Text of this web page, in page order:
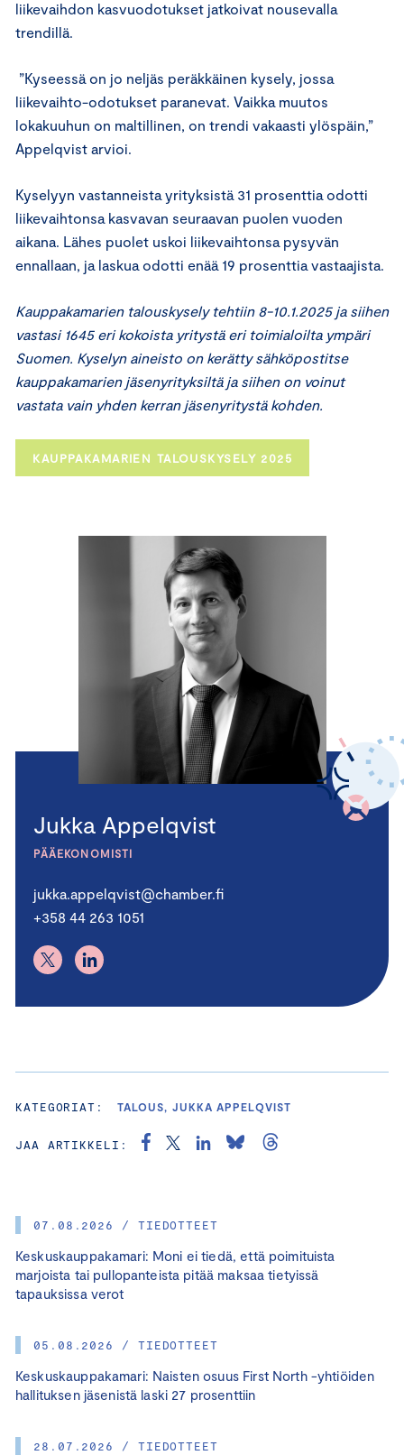
07.08.2026 / TIEDOTTEET
Keskuskauppakamari: Moni ei tiedä, että poimituista
marjoista tai pullopanteista pitää maksaa tietyissä
tapauksissa verot
05.08.2026 / TIEDOTTEET
Keskuskauppakamari: Naisten osuus First North -yhtiöiden
hallituksen jäsenistä laski 27 prosenttiin
28.07.2026 / TIEDOTTEET
liikevaihdon kasvuodotukset jatkoivat nousevalla
trendillä.
”Kyseessä on jo neljäs peräkkäinen kysely, jossa
liikevaihto-odotukset paranevat. Vaikka muutos
lokakuuhun on maltillinen, on trendi vakaasti ylöspäin,”
Appelqvist arvioi.
Kyselyyn vastanneista yrityksistä 31 prosenttia odotti
liikevaihtonsa kasvavan seuraavan puolen vuoden
aikana. Lähes puolet uskoi liikevaihtonsa pysyvän
ennallaan, ja laskua odotti enää 19 prosenttia vastaajista.
Kauppakamarien talouskysely tehtiin 8-10.1.2025 ja siihen
vastasi 1645 eri kokoista yritystä eri toimialoilta ympäri
Suomen. Kyselyn aineisto on kerätty sähköpostitse
kauppakamarien jäsenyrityksiltä ja siihen on voinut
vastata vain yhden kerran jäsenyritystä kohden.
KAUPPAKAMARIEN TALOUSKYSELY 2025
Jukka Appelqvist
PÄÄEKONOMISTI
jukka.appelqvist@chamber.fi
+358 44 263 1051
KATEGORIAT: TALOUS, JUKKA APPELQVIST
JAA ARTIKKELI: